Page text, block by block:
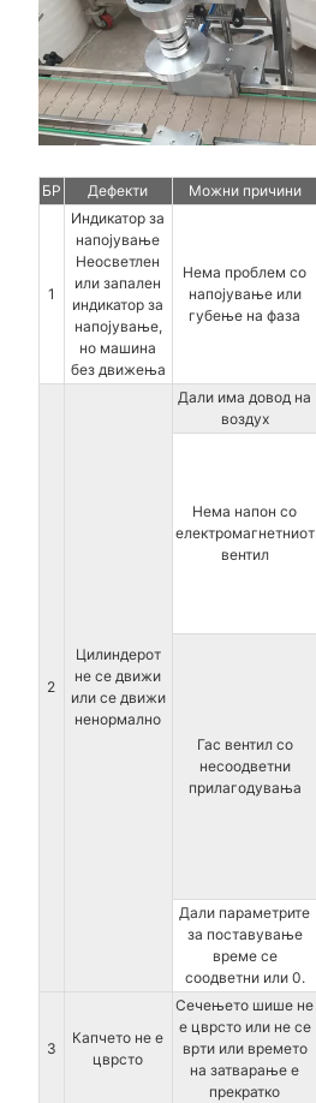
БР Дефекти Можни причини
1
Индикатор за
напојување
Неосветлен
или запален
индикатор за
напојување,
но машина
без движења
Нема проблем со
напојување или
губење на фаза
2
Цилиндерот
не се движи
или се движи
ненормално
Дали има довод на
воздух
Нема напон со
електромагнетниот
вентил
Гас вентил со
несоодветни
прилагодувања
Дали параметрите
за поставување
време се
соодветни или 0.
3
Капчето не е
цврсто
Сечењето шише не
е цврсто или не се
врти или времето
на затварање е
прекратко